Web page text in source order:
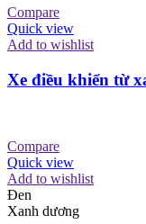
Compare
Quick view
Add to wishlist
Xe điều khiển từ
Compare
Quick view
Add to wishlist
Đen
Xanh dương